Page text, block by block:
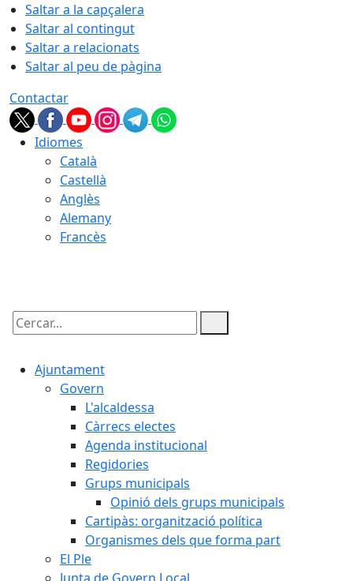
Saltar a la capçalera
Saltar al contingut
Saltar a relacionats
Saltar al peu de pàgina
Contactar
Idiomes
Català
Castellà
Anglès
Alemany
Francès
Cercar:
Ajuntament
Govern
L'alcaldessa
Càrrecs electes
Agenda institucional
Regidories
Grups municipals
Opinió dels grups municipals
Cartipàs: organització política
Organismes dels que forma part
El Ple